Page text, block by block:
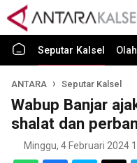
Seputar Kalsel
ANTARA Seputar Kalsel
Wabup Banjar
shalat dan
Minggu, 4 Februari 2024